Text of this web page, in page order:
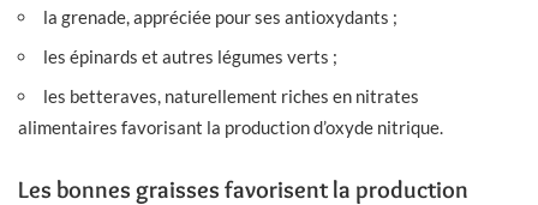
la grenade, appréciée pour ses antioxydants ;
les épinards et autres légumes verts ;
les betteraves, naturellement riches en nitrates
alimentaires favorisant la production d’oxyde nitrique.
Les bonnes graisses favorisent la production